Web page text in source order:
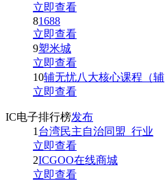
立即查看
81688
立即查看
9塑米城
立即查看
10辅无忧八大核心课程（辅
立即查看
IC电子排行榜发布
1 台湾民主自治同盟_行业
立即查看
2ICGOO在线商城
立即查看